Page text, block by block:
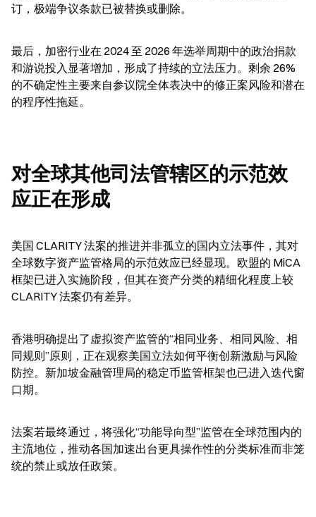
订，极端争议条款已被替换或删除。
最后，加密行业在 2024 至 2026 年选举周期中的政治捐款
和游说投入显著增加，形成了持续的立法压力。剩余 26%
的不确定性主要来自参议院全体表决中的修正案风险和潜在
的程序性拖延。
对全球其他司法管辖区的示范效
应正在形成
美国 CLARITY 法案的推进并非孤立的国内立法事件，其对
全球数字资产监管格局的示范效应已经显现。欧盟的 MiCA
框架已进入实施阶段，但其在资产分类的精细化程度上较
CLARITY 法案仍有差异。
香港明确提出了虚拟资产监管的“相同业务、相同风险、相
同规则”原则，正在观察美国立法如何平衡创新激励与风险
防控。新加坡金融管理局的稳定币监管框架也已进入迭代窗
口期。
法案若最终通过，将强化“功能导向型”监管在全球范围内的
主流地位，推动各国加速出台更具操作性的分类标准而非笼
统的禁止或放任政策。